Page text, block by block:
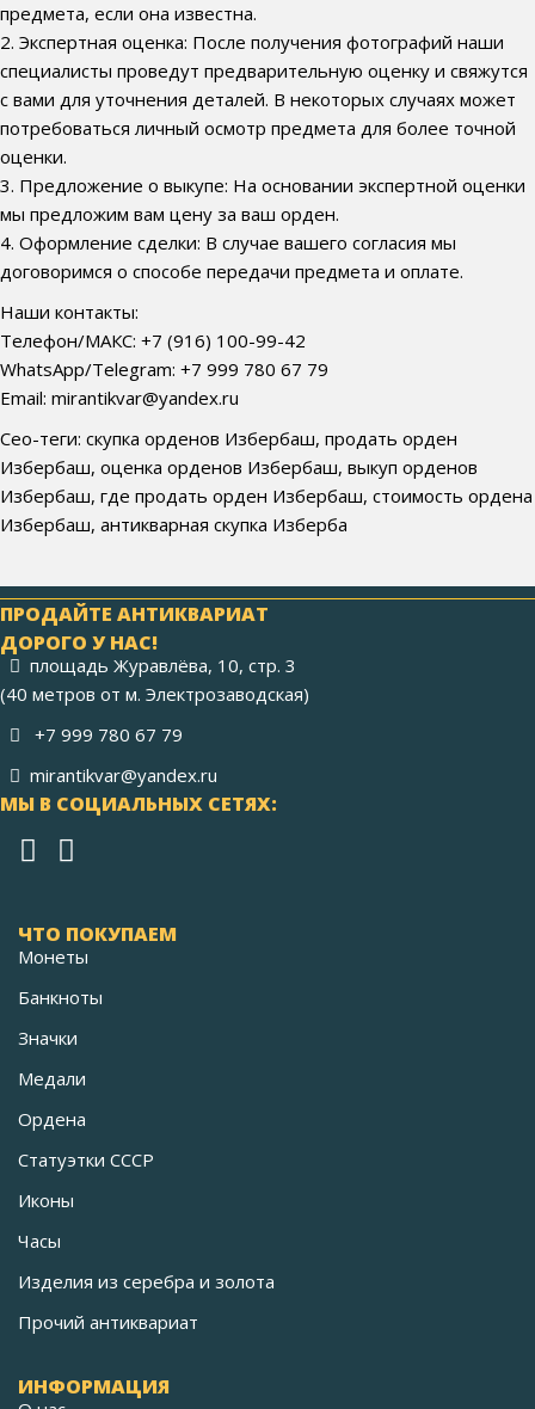
предмета, если она известна.
2. Экспертная оценка: После получения фотографий наши
специалисты проведут предварительную оценку и свяжутся
с вами для уточнения деталей. В некоторых случаях может
потребоваться личный осмотр предмета для более точной
оценки.
3. Предложение о выкупе: На основании экспертной оценки
мы предложим вам цену за ваш орден.
4. Оформление сделки: В случае вашего согласия мы
договоримся о способе передачи предмета и оплате.
Наши контакты:
Телефон/МАКС: +7 (916) 100-99-42
WhatsApp/Telegram: +7 999 780 67 79
Email: mirantikvar@yandex.ru
Сео-теги: скупка орденов Избербаш, продать орден
Избербаш, оценка орденов Избербаш, выкуп орденов
Избербаш, где продать орден Избербаш, стоимость ордена
Избербаш, антикварная скупка Изберба
ПРОДАЙТЕ АНТИКВАРИАТ
ДОРОГО У НАС!
площадь Журавлёва, 10, стр. 3
(40 метров от м. Электрозаводская)
+7 999 780 67 79
mirantikvar@yandex.ru
МЫ В СОЦИАЛЬНЫХ СЕТЯХ:
ЧТО ПОКУПАЕМ
Монеты
Банкноты
Значки
Медали
Ордена
Статуэтки СССР
Иконы
Часы
Изделия из серебра и золота
Прочий антиквариат
ИНФОРМАЦИЯ